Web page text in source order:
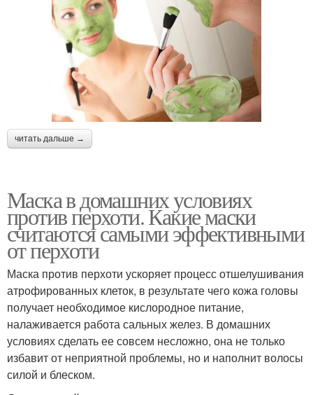
читать дальше →
Маска в домашних условиях
против перхоти. Какие маски
считаются самыми эффективными
от перхоти
Маска против перхоти ускоряет процесс отшелушивания
атрофированных клеток, в результате чего кожа головы
получает необходимое кислородное питание,
налаживается работа сальных желез. В домашних
условиях сделать ее совсем несложно, она не только
избавит от неприятной проблемы, но и наполнит волосы
силой и блеском.